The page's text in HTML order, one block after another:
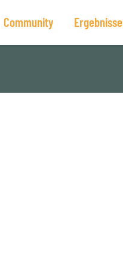
Community Ergebnisse